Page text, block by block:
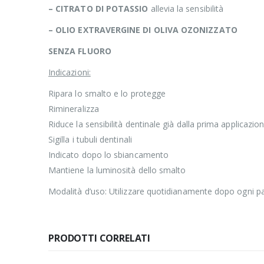
– CITRATO DI POTASSIO allevia la sensibilità
– OLIO EXTRAVERGINE DI OLIVA OZONIZZATO
SENZA FLUORO
Indicazioni:
Ripara lo smalto e lo protegge
Rimineralizza
Riduce la sensibilità dentinale già dalla prima
Sigilla i tubuli dentinali
Indicato dopo lo sbiancamento
Mantiene la luminosità dello smalto
Modalità d’uso: Utilizzare quotidianamente dopo ogni
PRODOTTI CORRELATI